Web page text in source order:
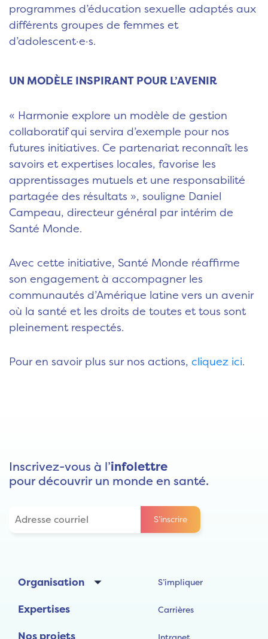
programmes d’éducation sexuelle adaptés aux
différents groupes de femmes et
d’adolescent·e·s.
UN MODÈLE INSPIRANT POUR L’AVENIR
« Harmonie explore un modèle de gestion
collaboratifqui servira d’exemple pour nos
futures initiatives. Ce partenariat reconnaît les
savoirs et expertises locales, favorise les
apprentissages mutuels et une responsabilité
partagée des résultats », souligne Daniel
Campeau, directeur général par intérim de
Santé Monde.
Avec cette initiative, Santé Monde réaffirme
son engagement à accompagner les
communautés d’Amérique latine vers un avenir
où la santé et les droits de toutes et tous sont
pleinement respectés.
Pour en savoir plus sur nos actions, cliquez ici.
Inscrivez-vous à l’infolettre
pour découvrir un monde en santé.
Organisation
Expertises
Nos projets
S’impliquer
Carrières